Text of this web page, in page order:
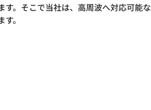
。そこで当社は、高周波へ対応可能
。